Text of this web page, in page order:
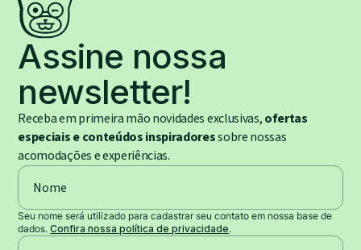
Assine nossa
newsletter!
Receba em primeira mão novidades exclusivas,ofertas
especiais e conteúdos inspiradoressobre nossas
acomodações e experiências.
Seu nome será utilizado para cadastrar seu contato em nossa base de
dados.Confira nossa política de privacidade.